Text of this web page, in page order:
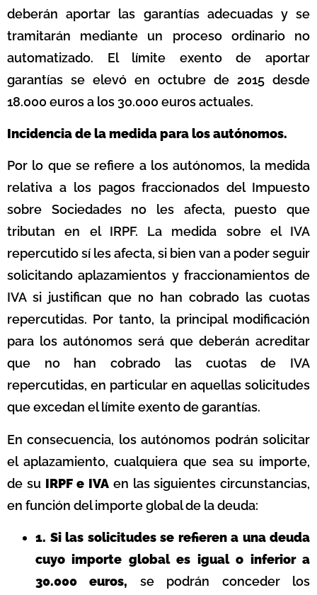
deberán aportar las garantías adecuadas y se
tramitarán mediante un proceso ordinario no
automatizado. El límite exento de aportar
garantías se elevó en octubre de 2015 desde
18.000 euros a los 30.000 euros actuales.
Incidencia de la medida para los autónomos.
Por lo que se refiere a los autónomos, la medida
relativa a los pagos fraccionados del Impuesto
sobre Sociedades no les afecta, puesto que
tributan en el IRPF. La medida sobre el IVA
repercutido sí les afecta, si bien van a poder seguir
solicitando aplazamientos y fraccionamientos de
IVA si justifican que no han cobrado las cuotas
repercutidas. Por tanto, la principal modificación
para los autónomos será que deberán acreditar
que no han cobrado las cuotas de IVA
repercutidas, en particular en aquellas solicitudes
que excedan el límite exento de garantías.
En consecuencia, los autónomos podrán solicitar
el aplazamiento, cualquiera que sea su importe,
de su IRPF e IVA en las siguientes circunstancias,
en función del importe global de la deuda:
1. Si las solicitudes se refieren a una deuda
cuyo importe global es igual o inferior a
30.000 euros, se podrán conceder los